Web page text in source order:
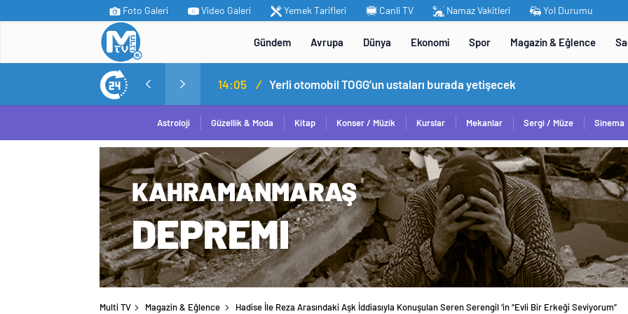
Foto Galeri Video Galeri Yemek Tarifleri Canli TV Namaz Vakitleri Yol Durumu
Gündem Avrupa Dünya Ekonomi Spor Magazin & Eğlence
MİT’ten Irak’ın kuzeyinde operasyon: Ramazan Güneş Türkiye’ye getirildi 14:05 / Yerli otomobil TOGG’un ustaları burada yetişecek
Astroloji Güzellik & Moda Kitap Konser / Müzik Kurslar Mekanlar Sergi / Müze Sinema
Multi TV Magazin & Eğlence
Hadise İle Reza Arasındaki Aşk İddiasıyla Konuşulan Seren Serengil ‘in “Evli Bir Erkeği Seviyorum”